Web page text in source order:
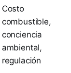
Costo
combustible,
conciencia
ambiental,
regulación